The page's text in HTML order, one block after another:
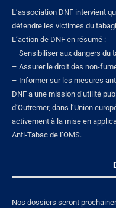
L’association DNF intervient
défendre les victimes du
L’action de DNF en résumé :
– Sensibiliser aux dangers du
– Assurer le droit des non-
– Informer sur les mesures
DNF a une mission d’utilité
d’Outremer, dans l’Union
activement à la mise en
Anti-Tabac de l’OMS.
Nos dossiers seront